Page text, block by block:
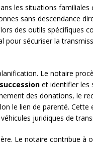
les situations familiales
sans descendance
des outils spécifiques
pour sécuriser la
Le notaire
et identifier les
des donations, le
le lien de parenté. Cette
juridiques de
Le notaire contribue à